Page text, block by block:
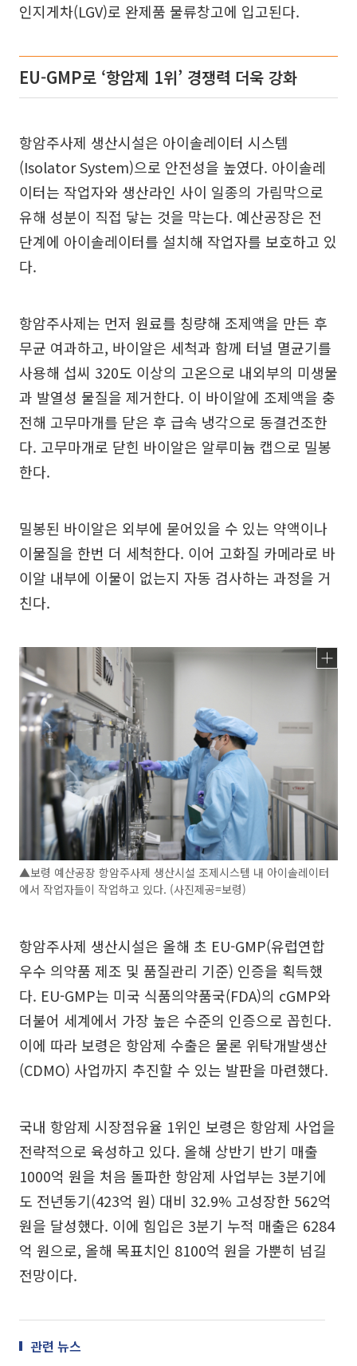
인지게차(LGV)로 완제품 물류창고에 입고된다.
EU-GMP로 ‘항암제 1위’ 경쟁력 더욱 강화
항암주사제 생산시설은 아이솔레이터 시스템
(Isolator System)으로 안전성을 높였다. 아이솔레
이터는 작업자와 생산라인 사이 일종의 가림막으로
유해 성분이 직접 닿는 것을 막는다. 예산공장은 전
단계에 아이솔레이터를 설치해 작업자를 보호하고 있
다.
항암주사제는 먼저 원료를 칭량해 조제액을 만든 후
무균 여과하고, 바이알은 세척과 함께 터널 멸균기를
사용해 섭씨 320도 이상의 고온으로 내외부의 미생물
과 발열성 물질을 제거한다. 이 바이알에 조제액을 충
전해 고무마개를 닫은 후 급속 냉각으로 동결건조한
다. 고무마개로 닫힌 바이알은 알루미늄 캡으로 밀봉
한다.
밀봉된 바이알은 외부에 묻어있을 수 있는 약액이나
이물질을 한번 더 세척한다. 이어 고화질 카메라로 바
이알 내부에 이물이 없는지 자동 검사하는 과정을 거
친다.
▲보령 예산공장 항암주사제 생산시설 조제시스템 내 아이솔레이터
에서 작업자들이 작업하고 있다. (사진제공=보령)
항암주사제 생산시설은 올해 초 EU-GMP(유럽연합
우수 의약품 제조 및 품질관리 기준) 인증을 획득했
다. EU-GMP는 미국 식품의약품국(FDA)의 cGMP와
더불어 세계에서 가장 높은 수준의 인증으로 꼽힌다.
이에 따라 보령은 항암제 수출은 물론 위탁개발생산
(CDMO) 사업까지 추진할 수 있는 발판을 마련했다.
국내 항암제 시장점유율 1위인 보령은 항암제 사업을
전략적으로 육성하고 있다. 올해 상반기 반기 매출
1000억 원을 처음 돌파한 항암제 사업부는 3분기에
도 전년동기(423억 원) 대비 32.9% 고성장한 562억
원을 달성했다. 이에 힘입은 3분기 누적 매출은 6284
억 원으로, 올해 목표치인 8100억 원을 가뿐히 넘길
전망이다.
관련 뉴스